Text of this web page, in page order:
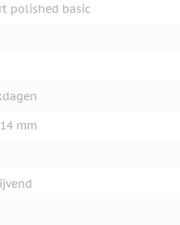
polished basic
mm